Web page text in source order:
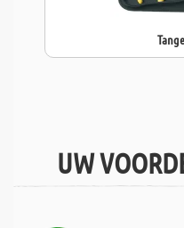
UW